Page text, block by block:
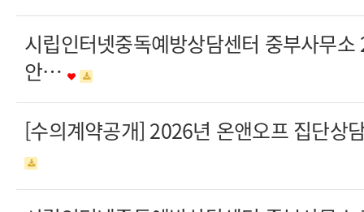
시립인터넷중독예방상담센터 중부사무
안…
[수의계약공개] 2026년 온앤오프 집단